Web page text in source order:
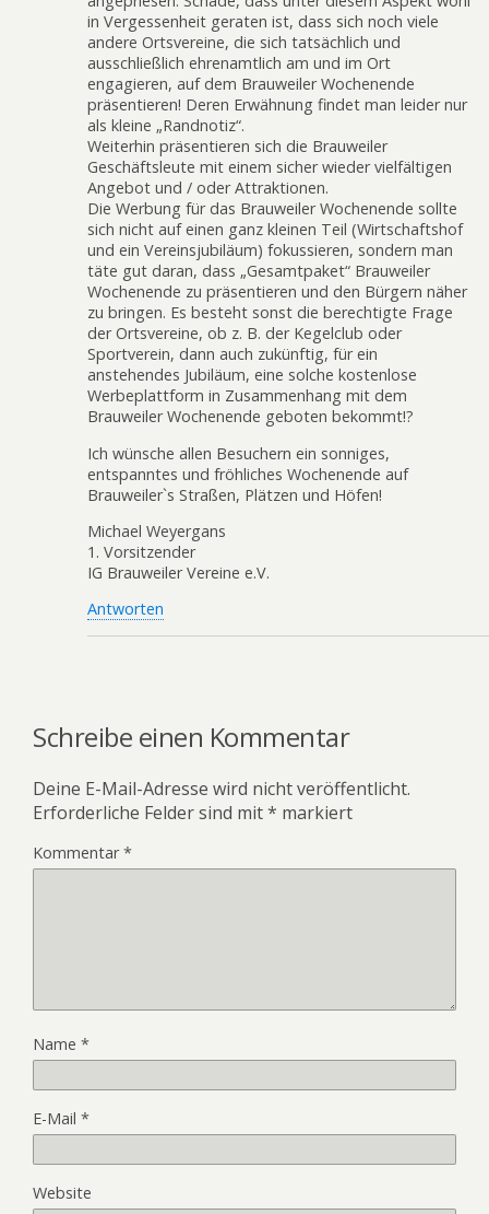
in Vergessenheit geraten ist, dass sich noch viele
andere Ortsvereine, die sich tatsächlich und
ausschließlich ehrenamtlich am und im Ort
engagieren, auf dem Brauweiler Wochenende
präsentieren! Deren Erwähnung findet man leider nur
als kleine „Randnotiz“.
Weiterhin präsentieren sich die Brauweiler
Geschäftsleute mit einem sicher wieder vielfältigen
Angebot und / oder Attraktionen.
Die Werbung für das Brauweiler Wochenende sollte
sich nicht auf einen ganz kleinen Teil (Wirtschaftshof
und ein Vereinsjubiläum) fokussieren, sondern man
täte gut daran, dass „Gesamtpaket“ Brauweiler
Wochenende zu präsentieren und den Bürgern näher
zu bringen. Es besteht sonst die berechtigte Frage
der Ortsvereine, ob z. B. der Kegelclub oder
Sportverein, dann auch zukünftig, für ein
anstehendes Jubiläum, eine solche kostenlose
Werbeplattform in Zusammenhang mit dem
Brauweiler Wochenende geboten bekommt!?
Ich wünsche allen Besuchern ein sonniges,
entspanntes und fröhliches Wochenende auf
Brauweiler`s Straßen, Plätzen und Höfen!
Michael Weyergans
1. Vorsitzender
IG Brauweiler Vereine e.V.
Antworten
Schreibe einen Kommentar
Deine E-Mail-Adresse wird nicht veröffentlicht.
Erforderliche Felder sind mit* markiert
Kommentar*
Name *
E-Mail *
Website